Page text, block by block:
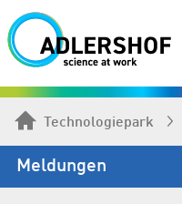
Technologiepark
Meldungen